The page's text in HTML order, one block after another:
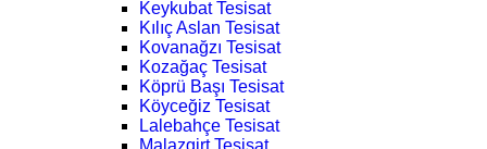
Keykubat Tesisat
Kılıç Aslan Tesisat
Kovanağzı Tesisat
Kozağaç Tesisat
Köprü Başı Tesisat
Köyceğiz Tesisat
Lalebahçe Tesisat